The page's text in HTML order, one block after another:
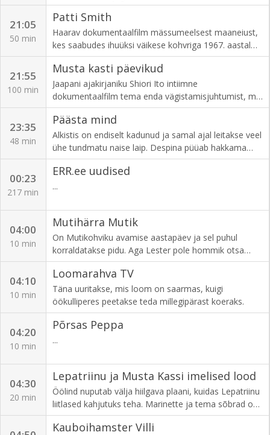
kapten Ludvig Kahlen (Mads Mikkelsen) vallutama
karmi ja asustamata Taani nõmme-ala, et ehitada
sinna koloonia kuninga nimel. Vastutasuks saab ta
endale igatsetud tiitli. Piirkonna ainuvalitseja,
sadismile kalduv Frederik de Schinkel (Simon
Bennebjerg) usub aga, et nõmm kuulub talle, ja kahe
mehe vahel kasvavad pinged. Viimaks tuleb kaptenil
de Schinkeliga riskantsesse võitlusesse asuda ja see
seab ohtu teisigi. Parima filmi Kuldlõvi nominent
Veneetsia festivalil. Režissöör Nickolaj Arcel.
21:05
50 min
Patti Smith
Haarav dokumentaalfilm mässumeelsest maaneiust,
kes saabudes ihuüksi väikese kohvriga 1967. aastal
New Yorki, oli valmis muutma maailma nii enda sees
kui ka enda ümber. Pungi ristiemaks tituleeritud Patti
Smith on üks esimestest rokkmuusika naisstaaridest,
kes oma ainupärase stiiliga nii muusikas, kirjanduses
kui ka moes muutis terve põlvkonna arusaamu seni
kehtinud reeglitest. Patti Smith lammutas klišeesid ja
tõestas, et rock’n’roll pole pelgalt vaid meeste
mänguväljak. R: Sophie Peyrard, Anne Cutaia.
21:55
100 min
Musta kasti päevikud
Jaapani ajakirjaniku Shiori Ito intiimne
dokumentaalfilm tema enda vägistamisjuhtumist, mis
põhjustas tema kodumaal suure skandaali ning juhtis
tähelepanu Jaapani ühiskonna ja kohtusüsteemi
kitsaskohtadele. Ito, kes süüdistas vägistamises
prominentset meediategelast (ja peaminister Abe
head sõpra), näitab ilustamata ligi kaheksa aastat
kestnud kohtusaaga ning ühiskonna hukkamõistu
23:35
48 min
Päästa mind
Alkistis on endiselt kadunud ja samal ajal leitakse veel
ühe tundmatu naise laip. Despina püüab hakkama
saada onupojapoliitikaga väikses linnas, kuid tasapisi
hakkavad selguma ka tema enda varjatud pahed.
00:23
217 min
ERR.ee uudised
...
04:00
10 min
Mutihärra Mutik
On Mutikohviku avamise aastapäev ja sel puhul
korraldatakse pidu. Aga Lester pole hommik otsa
üldse enda moodi olnud.
04:10
10 min
Loomarahva TV
Täna uuritakse, mis loom on saarmas, kuigi
öökulliperes peetakse teda millegipärast koeraks.
04:20
10 min
Põrsas Peppa
...
04:30
20 min
Lepatriinu ja Musta Kassi imelised lood
Öölind nuputab välja hiilgava plaani, kuidas Lepatriinu
liitlased kahjutuks teha. Marinette ja tema sõbrad on
kutsutud peole, kus antakse Adrienile üle kuulus
moeauhind. Pidu muutub aga õudusunenäoks, kui
Kauboihamster Villi